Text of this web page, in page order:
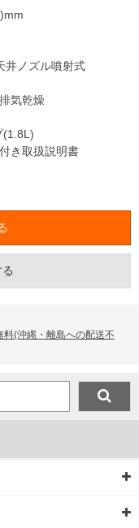
井ノズル噴射式
気乾燥
(1.8L)
き取扱説明書
(沖縄・離島への配送不